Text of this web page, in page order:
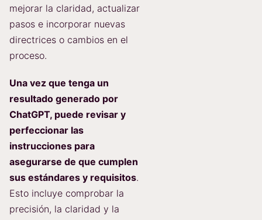
mejorar la claridad, actualizar
pasos e incorporar nuevas
directrices o cambios en el
proceso.
Una vez que tenga un
resultado generado por
ChatGPT, puede revisar y
perfeccionar las
instrucciones para
asegurarse de que cumplen
sus estándares y requisitos.
Esto incluye comprobar la
precisión, la claridad y la